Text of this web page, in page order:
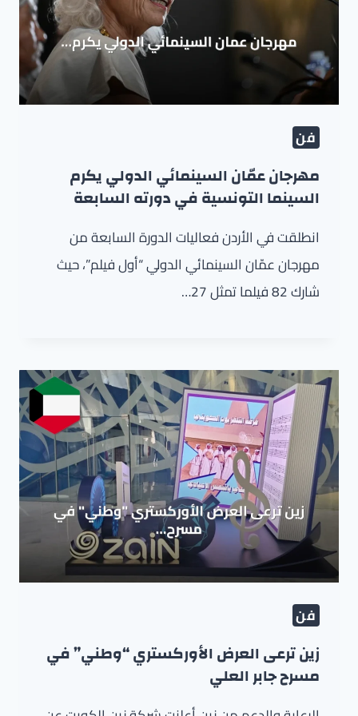
فن
مهرجان عمّان السينمائي الدولي يكرم
السينما التونسية في دورته السابعة
انطلقت في الأردن فعاليات الدورة السابعة من
مهرجان عمّان السينمائي الدولي “أول فيلم”، حيث
شارك 82 فيلما تمثل 27…
فن
زين ترعى العرض الأوركستري “وطني” في
مسرح جابر العلي